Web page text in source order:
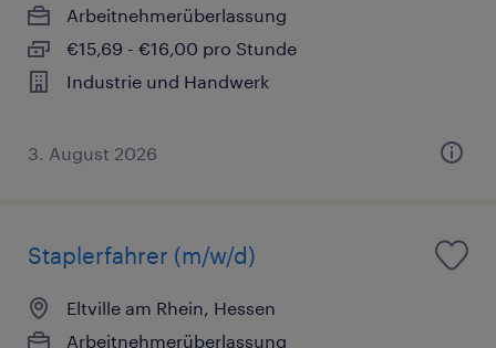
Arbeitnehmerüberlassung
€15,69 - €16,00 pro Stunde
Industrie und Handwerk
3. August 2026
Staplerfahrer (m/w/d)
Eltville am Rhein, Hessen
Arbeitnehmerüberlassung